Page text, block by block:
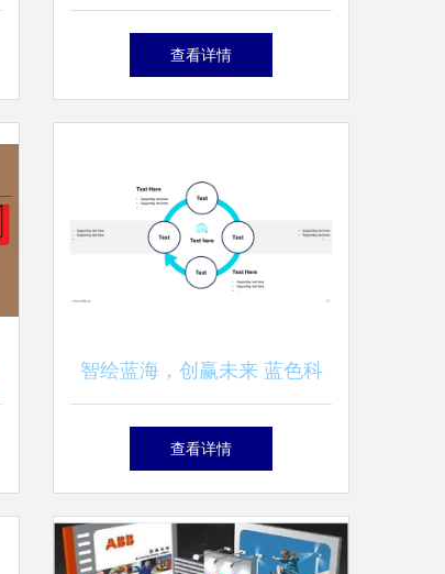
市场营销策划方案的完整指南
查看详情
智绘蓝海，创赢未来 蓝色科
技人工智能产品市场营销策划
查看详情